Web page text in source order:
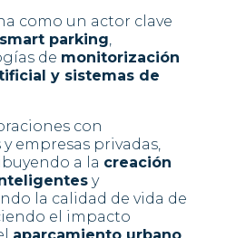
como un actor clave
smart parking,
de monitorización
y sistemas de
con
empresas privadas,
a la creación
y
la calidad de vida de
el impacto